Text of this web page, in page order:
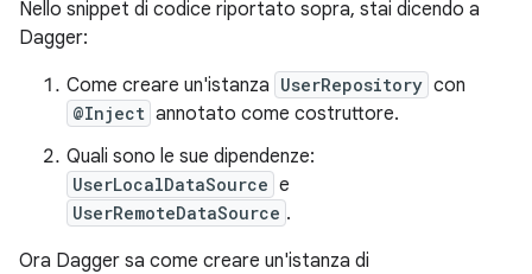
Nello snippet di codice riportato sopra, stai dicendo a
Dagger:
Come creare un'istanza UserRepository con
@Inject annotato come costruttore.
Quali sono le sue dipendenze:
UserLocalDataSource e
UserRemoteDataSource .
Ora Dagger sa come creare un'istanza di